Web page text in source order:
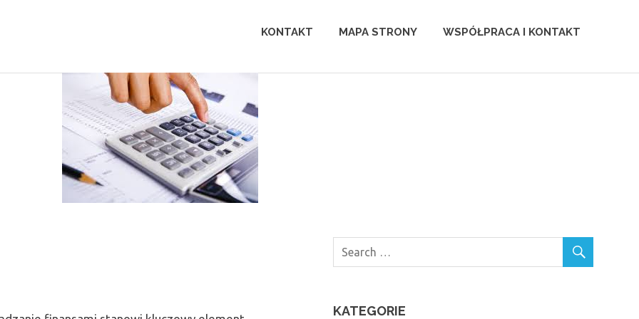
perfecta
KONTAKT MAPA STRONY WSPÓŁPRACA I KONTAKT
KATEGORIE